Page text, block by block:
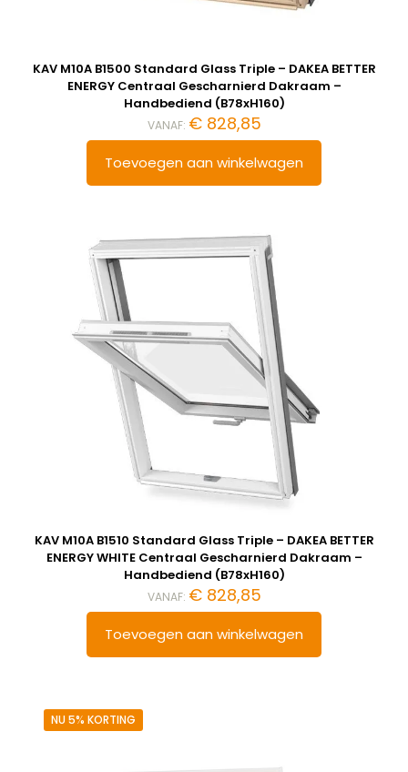
KAV M10A B1500 Standard Glass Triple – DAKEA BETTER
ENERGY Centraal Gescharnierd Dakraam –
Handbediend (B78xH160)
VANAF: €828,85
Toevoegen aan winkelwagen
KAV M10A B1510 Standard Glass Triple – DAKEA BETTER
ENERGY WHITE Centraal Gescharnierd Dakraam –
Handbediend (B78xH160)
VANAF: €828,85
Toevoegen aan winkelwagen
NU 5% KORTING